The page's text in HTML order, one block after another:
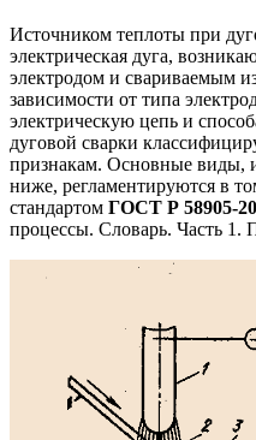
Источником теплоты при
электрическая дуга,
электродом и свариваемым
зависимости от типа
электрическую цепь и
дуговой сварки
признакам. Основные виды,
ниже, регламентируются в
стандартом ГОСТ Р 58905-
процессы. Словарь. Часть 1.